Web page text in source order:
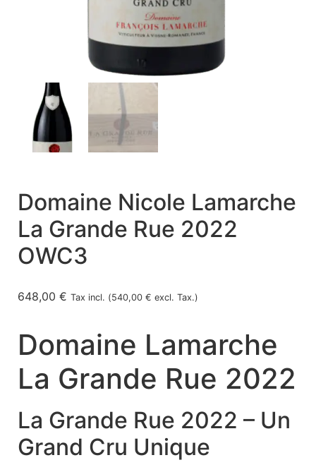
Domaine Nicole Lamarche
La Grande Rue 2022
OWC3
648,00 € Tax incl. (540,00 € excl. Tax.)
Domaine Lamarche
La Grande Rue 2022
La Grande Rue 2022 – Un
Grand Cru Unique